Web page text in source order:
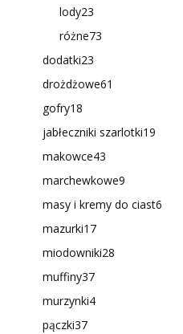
lody23
różne73
dodatki23
drożdżowe61
gofry18
jabłeczniki szarlotki19
makowce43
marchewkowe9
masy i kremy do ciast6
mazurki17
miodowniki28
muffiny37
murzynki4
pączki37